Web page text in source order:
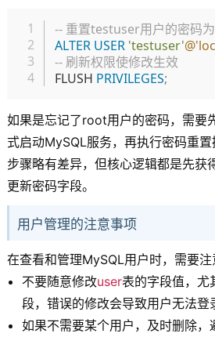
-- 重置testuser用户的密码
ALTER USER 'testuser'
-- 刷新权限使修改生效
FLUSH PRIVILEGES;
如果是忘记了root用户的密码，需要
式启动MySQL服务，再执行密码重
步骤略有差异，但核心逻辑都是先获
更新密码字段。
用户管理的注意事项
在查看和管理MySQL用户时，需要注
不要随意修改user表的字段值，尤
段，错误的修改会导致用户无法登
如果不需要某个用户，及时删除